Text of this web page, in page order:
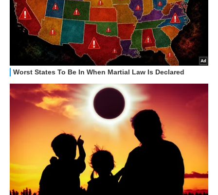
GUIDE ALL'ACQUISTO